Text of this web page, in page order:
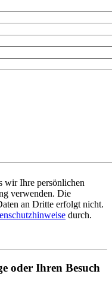
wir Ihre persönlichen
verwenden. Die
an Dritte erfolgt nicht.
durch.
oder Ihren Besuch